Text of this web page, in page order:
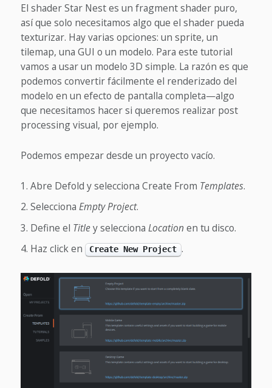
El shader Star Nest es un fragment shader puro,
así que solo necesitamos algo que el shader pueda
texturizar. Hay varias opciones: un sprite, un
tilemap, una GUI o un modelo. Para este tutorial
vamos a usar un modelo 3D simple. La razón es que
podemos convertir fácilmente el renderizado del
modelo en un efecto de pantalla completa—algo
que necesitamos hacer si queremos realizar post
processing visual, por ejemplo.
Podemos empezar desde un proyecto vacío.
Abre Defold y selecciona Create From Templates.
Selecciona Empty Project.
Define el Titley selecciona Location en tu disco.
Haz click en
Create New Project .